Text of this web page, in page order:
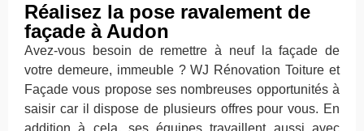
Réalisez la pose ravalement de
façade à Audon
Avez-vous besoin de remettre à neuf la façade de
votre demeure, immeuble ? WJ Rénovation Toiture et
Façade vous propose ses nombreuses opportunités à
saisir car il dispose de plusieurs offres pour vous. En